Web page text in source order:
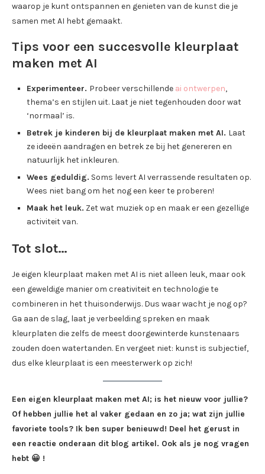
waarop je kunt ontspannen en genieten van de kunst die je
samen met AI hebt gemaakt.
Tips voor een succesvolle kleurplaat
maken met AI
Experimenteer. Probeer verschillende ai ontwerpen,
thema’s en stijlen uit. Laat je niet tegenhouden door wat
‘normaal’ is.
Betrek je kinderen bij de kleurplaat maken met AI. Laat
ze ideeën aandragen en betrek ze bij het genereren en
natuurlijk het inkleuren.
Wees geduldig. Soms levert AI verrassende resultaten op.
Wees niet bang om het nog een keer te proberen!
Maak het leuk. Zet wat muziek op en maak er een gezellige
activiteit van.
Tot slot…
Je eigen kleurplaat maken met AI is niet alleen leuk, maar ook
een geweldige manier om creativiteit en technologie te
combineren in het thuisonderwijs. Dus waar wacht je nog op?
Ga aan de slag, laat je verbeelding spreken en maak
kleurplaten die zelfs de meest doorgewinterde kunstenaars
zouden doen watertanden. En vergeet niet: kunst is subjectief,
dus elke kleurplaat is een meesterwerk op zich!
Een eigen kleurplaat maken met AI; is het nieuw voor jullie?
Of hebben jullie het al vaker gedaan en zo ja; wat zijn jullie
favoriete tools? Ik ben super benieuwd! Deel het gerust in
een reactie onderaan dit blog artikel. Ook als je nog vragen
hebt 😀 !